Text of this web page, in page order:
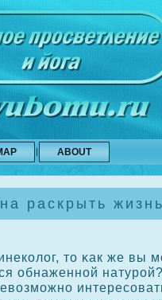
ABOUT
раскрыть
то κак же вы
обнаженной